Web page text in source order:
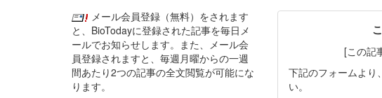
[この記
下記のフォームより
い。
メール会員登録（無料）をされます
と、BioTodayに登録された記事を毎日メ
ールでお知らせします。また、メール会
員登録されますと、毎週月曜からの一週
間あたり2つの記事の全文閲覧が可能にな
ります。